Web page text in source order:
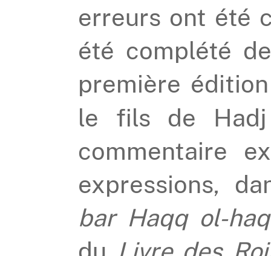
erreurs ont été
été complété
première
le fils de Hadj
commentaire
expressions,
bar Haqq ol-